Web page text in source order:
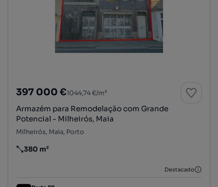
397 000 €1044,74 €/m²
Armazém para Remodelação com Grande
Potencial - Milheirós, Maia
Milheirós, Maia, Porto
Preço por metro quadrado
380 m²
Destacado